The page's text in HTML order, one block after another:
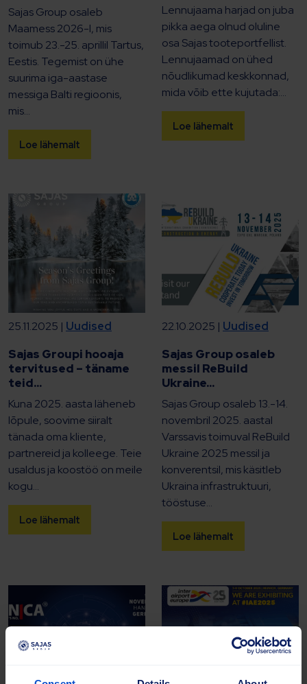
Sajas Group osaleb
Maamess 2026-l, mis
toimub 23.-25. aprillil Tartus,
Eestis. Tegemist on ühe
suurima iga-aastase
messiga Balti regioonis,
mis...
Loe lähemalt
Lennujaama harjad on juba
pikka aega olnud oluline
osa Sajas tooteportfellist.
Lennujaamad on ühed
nõudlikumad keskkonnad,
mida võib ette kujutada:...
Loe lähemalt
25.11.2025 | Uudised
Sajas Groupi hooaja
tervitused – täname
teid...
Kuna 2025. aasta läheneb
lõpule, soovime siiralt
tänada oma kliente,
partnereid ja kolleege. Teie
usaldus ja koostöö on meile
kogu...
Loe lähemalt
22.10.2025 | Uudised
Sajas Group osaleb
messil ReBuild
Ukraine...
Sajas Group osaleb 13.-14.
novembril 2025. aastal
Varssavis toimuval ReBuild
Ukraine 2025 messil ja
konverentsil, mis käsitleb
Ukraina infrastruktuuri,
tööstuse...
Loe lähemalt